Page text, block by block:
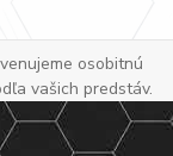
osobitnú
vašich predstáv.